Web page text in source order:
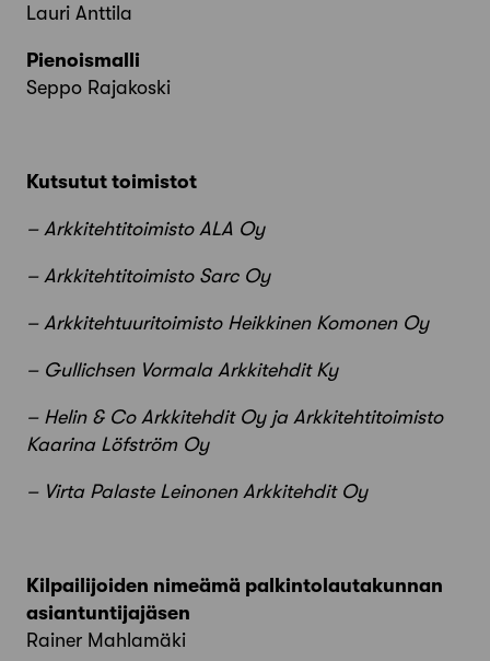
Lauri Anttila
Pienoismalli
Seppo Rajakoski
Kutsutut toimistot
– Arkkitehtitoimisto ALA Oy
– Arkkitehtitoimisto Sarc Oy
– Arkkitehtuuritoimisto Heikkinen Komonen Oy
– Gullichsen Vormala Arkkitehdit Ky
– Helin & Co Arkkitehdit Oy ja Arkkitehtitoimisto
Kaarina Löfström Oy
– Virta Palaste Leinonen Arkkitehdit Oy
Kilpailijoiden nimeämä palkintolautakunnan
asiantuntijajäsen
Rainer Mahlamäki